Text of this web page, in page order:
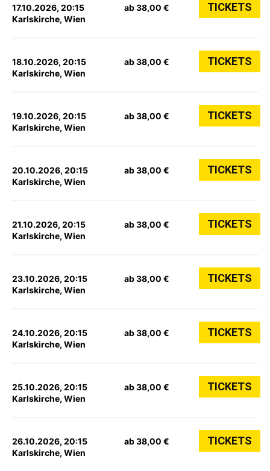
17.10.2026, 20:15
Karlskirche, Wien
ab 38,00 € TICKETS
18.10.2026, 20:15
Karlskirche, Wien
ab 38,00 € TICKETS
19.10.2026, 20:15
Karlskirche, Wien
ab 38,00 € TICKETS
20.10.2026, 20:15
Karlskirche, Wien
ab 38,00 € TICKETS
21.10.2026, 20:15
Karlskirche, Wien
ab 38,00 € TICKETS
23.10.2026, 20:15
Karlskirche, Wien
ab 38,00 € TICKETS
24.10.2026, 20:15
Karlskirche, Wien
ab 38,00 € TICKETS
25.10.2026, 20:15
Karlskirche, Wien
ab 38,00 € TICKETS
26.10.2026, 20:15
Karlskirche, Wien
ab 38,00 € TICKETS